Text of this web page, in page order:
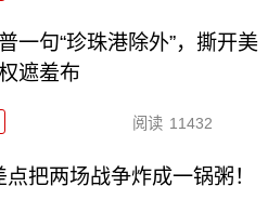
一句“珍珠港除外”，撕开美
遮羞布
阅读 11432
把两场战争炸成一锅粥！